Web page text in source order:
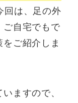
回は、足の外
ご自宅でもで
ご紹介しま
ますので、